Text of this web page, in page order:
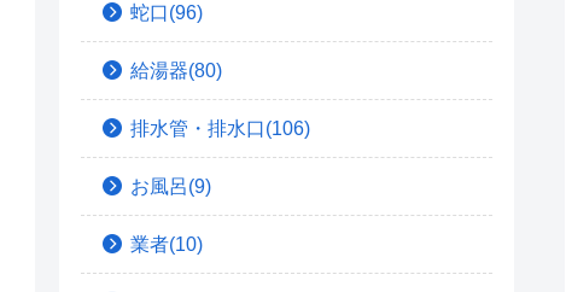
蛇口(96)
給湯器(80)
排水管・排水口(106)
お風呂(9)
業者(10)